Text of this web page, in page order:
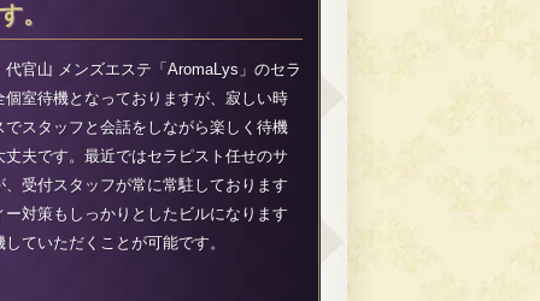
。
代官山 メンズエステ「AromaLys」のセラ
個室待機となっておりますが、寂しい時
でスタッフと会話をしながら楽しく待機
丈夫です。最近ではセラピスト任せのサ
、受付スタッフが常に常駐しております
ー対策もしっかりとしたビルになります
ていただくことが可能です。